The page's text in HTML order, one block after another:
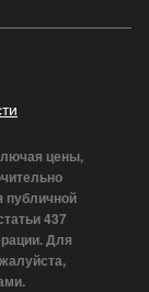
цены,
публичной
437
Для